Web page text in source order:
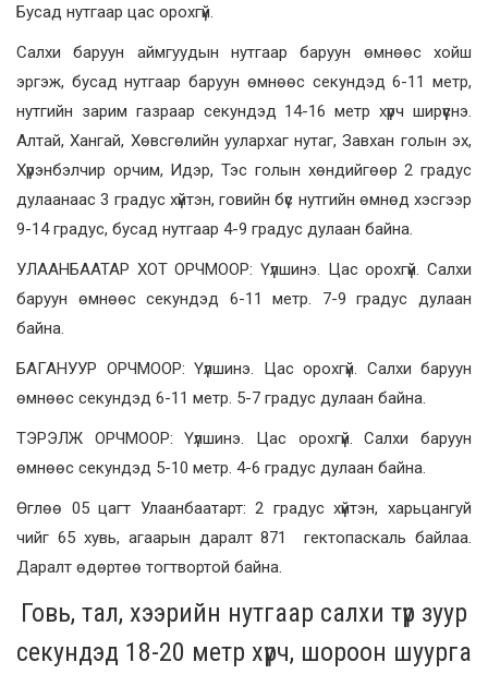
Бусад нутгаар цас орохгүй.
Салхи баруун аймгуудын нутгаар баруун өмнөөс хойш
эргэж, бусад нутгаар баруун өмнөөс секундэд 6-11 метр,
нутгийн зарим газраар секундэд 14-16 метр хүрч ширүүснэ.
Алтай, Хангай, Хөвсгөлийн уулархаг нутаг, Завхан голын эх,
Хүрэнбэлчир орчим, Идэр, Тэс голын хөндийгөөр 2 градус
дулаанаас 3 градус хүйтэн, говийн бүс нутгийн өмнөд хэсгээр
9-14 градус, бусад нутгаар 4-9 градус дулаан байна.
УЛААНБААТАР ХОТ ОРЧМООР: Үүлшинэ. Цас орохгүй. Салхи
баруун өмнөөс секундэд 6-11 метр. 7-9 градус дулаан
байна.
БАГАНУУР ОРЧМООР: Үүлшинэ. Цас орохгүй. Салхи баруун
өмнөөс секундэд 6-11 метр. 5-7 градус дулаан байна.
ТЭРЭЛЖ ОРЧМООР: Үүлшинэ. Цас орохгүй. Салхи баруун
өмнөөс секундэд 5-10 метр. 4-6 градус дулаан байна.
Өглөө 05 цагт Улаанбаатарт: 2 градус хүйтэн, харьцангуй
чийг 65 хувь, агаарын даралт 871 гектопаскаль байлаа.
Даралт өдөртөө тогтвортой байна.
Говь, тал, хээрийн нутгаар салхи түр зуур
секундэд 18-20 метр хүрч, шороон шуурга